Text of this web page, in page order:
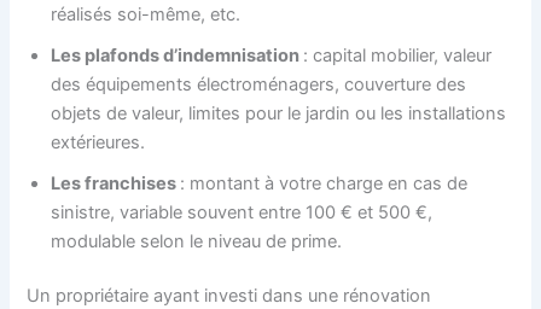
réalisés soi-même, etc.
Les plafonds d’indemnisation : capital mobilier, valeur
des équipements électroménagers, couverture des
objets de valeur, limites pour le jardin ou les installations
extérieures.
Les franchises : montant à votre charge en cas de
sinistre, variable souvent entre 100 € et 500 €,
modulable selon le niveau de prime.
Un propriétaire ayant investi dans une rénovation